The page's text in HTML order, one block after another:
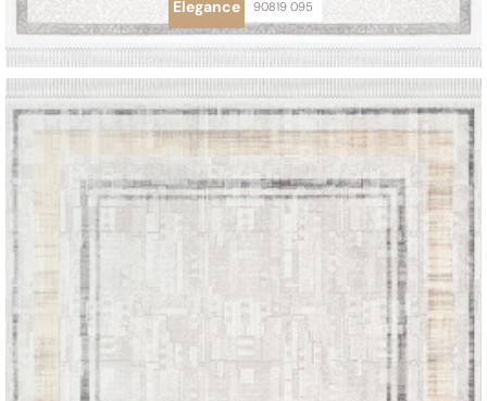
Elegance 90819 095